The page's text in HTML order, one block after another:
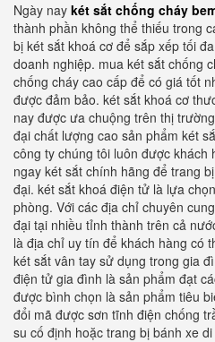
Ngày nay két sắt chống cháy
thành phần không thể thiếu trong
bị két sắt khoá cơ để sắp xếp tối
doanh nghiệp. mua két sắt chống
chống cháy cao cấp để có giá tốt
được đảm bảo. két sắt khoá cơ
nay được ưa chuộng trên thị
đại chất lượng cao sản phẩm két
công ty chúng tôi luôn được
ngay két sắt chính hãng để trang
đại. két sắt khoá điện tử là lựa
phòng. Với các địa chỉ chuyên
đại tại nhiều tỉnh thành trên cả
là địa chỉ uy tín để khách hàng có
két sắt vân tay sử dụng trong gia
điện tử gia đình là sản phẩm đạt
được bình chọn là sản phẩm tiêu
đổi mã được sơn tĩnh điện chống
su cố định hoặc trang bị bánh xe